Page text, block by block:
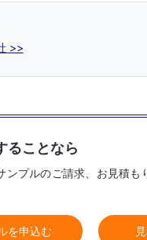
>>
ることなら
ンプルのご請求、お見積も
を申込む